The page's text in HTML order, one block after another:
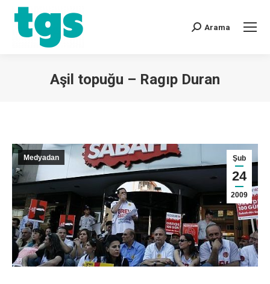
Arama
Aşil topuğu – Ragıp Duran
Şub
24
2009
Medyadan